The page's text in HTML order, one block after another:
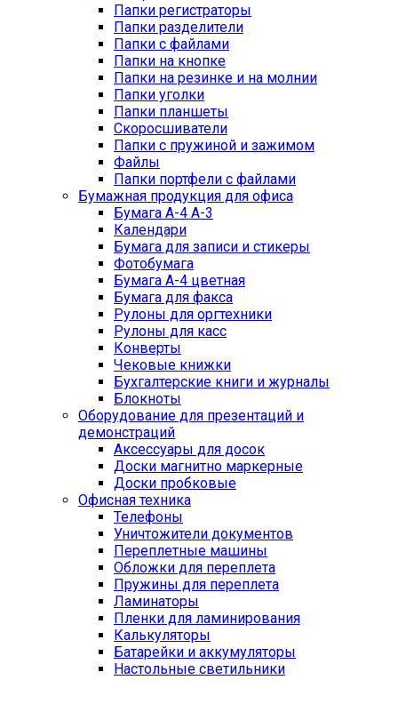
Папки регистраторы
Папки разделители
Папки с файлами
Папки на кнопке
Папки на резинке и на молнии
Папки уголки
Папки планшеты
Скоросшиватели
Папки с пружиной и зажимом
Файлы
Папки портфели с файлами
Бумажная продукция для офиса
Бумага А-4 А-3
Календари
Бумага для записи и стикеры
Фотобумага
Бумага А-4 цветная
Бумага для факса
Рулоны для оргтехники
Рулоны для касс
Конверты
Чековые книжки
Бухгалтерские книги и журналы
Блокноты
Оборудование для презентаций и
демонстраций
Аксессуары для досок
Доски магнитно маркерные
Доски пробковые
Офисная техника
Телефоны
Уничтожители документов
Переплетные машины
Обложки для переплета
Пружины для переплета
Ламинаторы
Пленки для ламинирования
Калькуляторы
Батарейки и аккумуляторы
Настольные светильники